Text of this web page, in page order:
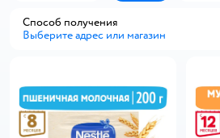
Способ получения
Выберите адрес или магазин